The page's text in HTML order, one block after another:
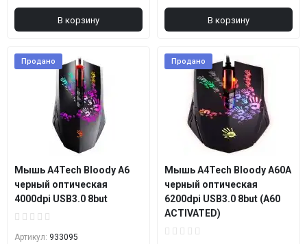
В корзину В корзину
Продано
Мышь A4Tech Bloody A6
черный оптическая
4000dpi USB3.0 8but
Артикул: 933095
Продано
Мышь A4Tech Bloody A60A
черный оптическая
6200dpi USB3.0 8but (A60
ACTIVATED)